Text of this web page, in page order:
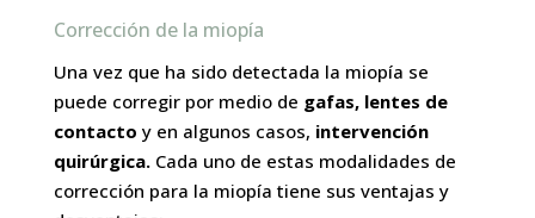
Corrección de la miopía
Una vez que ha sido detectada la miopía se
puede corregir por medio de gafas, lentes de
contacto y en algunos casos, intervención
quirúrgica. Cada uno de estas modalidades de
corrección para la miopía tiene sus ventajas y